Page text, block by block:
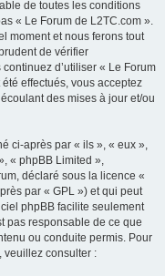
de toutes les conditions
« Le Forum de L2TC.com ».
moment et nous ferons tout
de vérifier
d’utiliser « Le Forum
effectués, vous acceptez
des mises à jour et/ou
ci-après par « ils », « eux »,
« phpBB Limited »,
déclaré sous la licence «
par « GPL ») et qui peut
phpBB facilite seulement
pas responsable de ce que
ou conduite permis. Pour
veuillez consulter :